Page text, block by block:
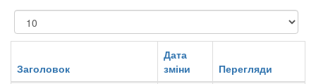
Показувати
Заголовок
Дата
зміни
Перегляди